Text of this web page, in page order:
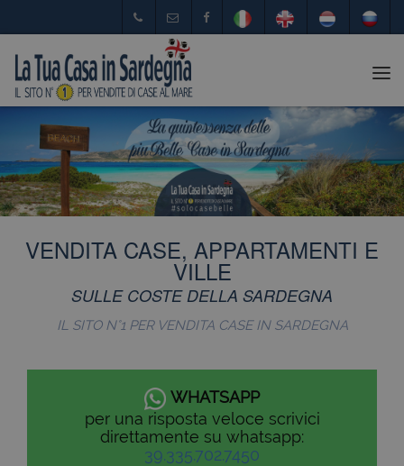
VENDITA CASE, APPARTAMENTI E
VILLE
SULLE COSTE DELLA SARDEGNA
IL SITO N°1 PER VENDITA CASE IN SARDEGNA
WHATSAPP
per una risposta veloce scrivici
direttamente su whatsapp:
39.335.702.7450